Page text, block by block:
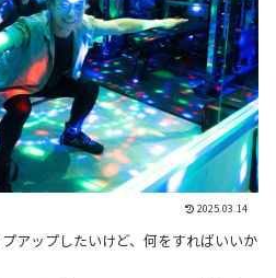
2025.03.14
アップしたいけど、何をすればいいか